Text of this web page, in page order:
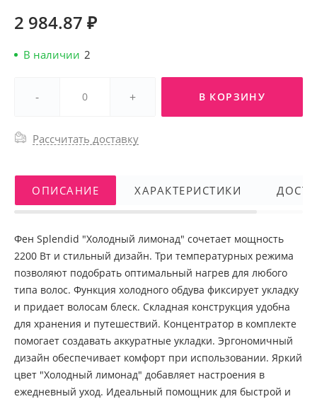
2 984.87 ₽
В наличии 2
- + В КОРЗИНУ
Рассчитать доставку
ОПИСАНИЕ ХАРАКТЕРИСТИКИ
Фен Splendid "Холодный лимонад" сочетает мощность
2200 Вт и стильный дизайн. Три температурных режима
позволяют подобрать оптимальный нагрев для любого
типа волос. Функция холодного обдува фиксирует укладку
и придает волосам блеск. Складная конструкция удобна
для хранения и путешествий. Концентратор в комплекте
помогает создавать аккуратные укладки. Эргономичный
дизайн обеспечивает комфорт при использовании. Яркий
цвет "Холодный лимонад" добавляет настроения в
ежедневный уход. Идеальный помощник для быстрой и